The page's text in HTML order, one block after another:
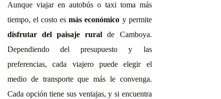
Aunque viajar en autobús o taxi toma más
tiempo, el costo esmás económico y permite
disfrutar del paisaje ruralde Camboya.
Dependiendo del presupuesto y las
preferencias, cada viajero puede elegir el
medio de transporte que más le convenga.
Cada opción tiene sus ventajas, y si encuentra